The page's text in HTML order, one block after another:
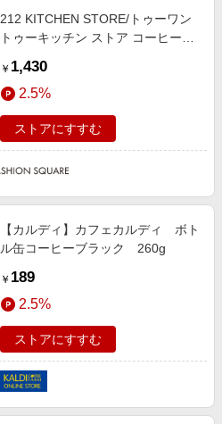
212 KITCHEN STORE/トゥーワン
トゥーキッチン ストア コーヒー缶
00(FREE)
￥ 1,430
2.5%
ストアにすすむ
【カルディ】カフェカルディ ボト
ル缶コーヒーブラック 260g
￥ 189
2.5%
ストアにすすむ